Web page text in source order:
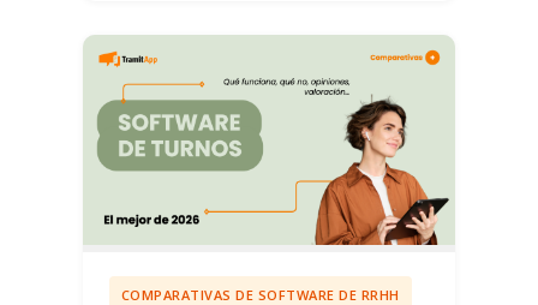
COMPARATIVAS DE SOFTWARE DE RRHH